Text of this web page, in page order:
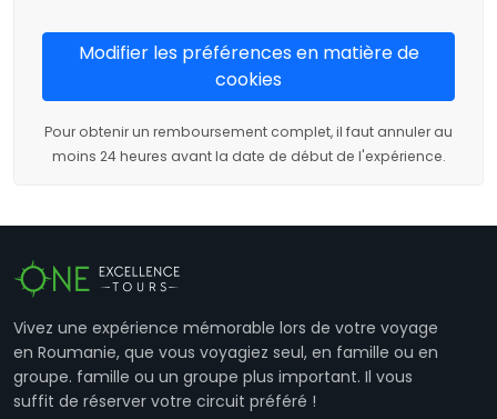
Modifier les préférences en matière de
cookies
Pour obtenir un remboursement complet, il faut annuler au
moins 24 heures avant la date de début de l'expérience.
Vivez une expérience mémorable lors de votre voyage
en Roumanie, que vous voyagiez seul, en famille ou en
groupe. famille ou un groupe plus important. Il vous
suffit de réserver votre circuit préféré !